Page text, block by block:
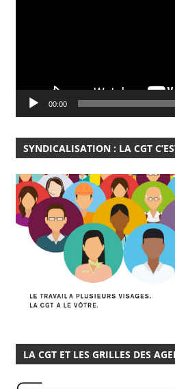
00:00
SYNDICALISATION : LA CGT
LA CGT ET LES GRILLES DES